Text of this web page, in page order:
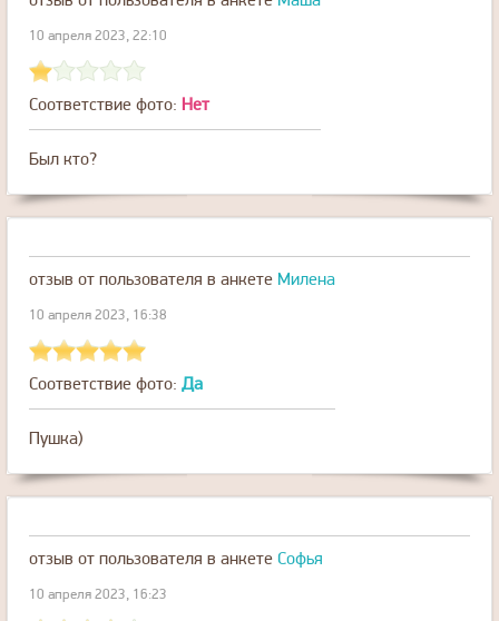
10 апреля 2023, 22:10
Соответствие фото: Нет
Был кто?
отзыв от пользователя в анкете Милена
10 апреля 2023, 16:38
Соответствие фото: Да
Пушка)
отзыв от пользователя в анкете Софья
10 апреля 2023, 16:23